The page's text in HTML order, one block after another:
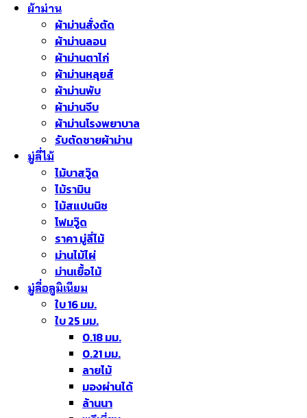
ผ้าม่าน
ผ้าม่านสั่งตัด
ผ้าม่านลอน
ผ้าม่านตาไก่
ผ้าม่านหลุยส์
ผ้าม่านพับ
ผ้าม่านจีบ
ผ้าม่านโรงพยาบาล
รับตัดชายผ้าม่าน
มู่ลี่ไม้
ไม้บาสวู๊ด
ไม้รามิน
ไม้สแปนนิช
โฟมวู๊ด
ราคา มู่ลี่ไม้
ม่านไม้ไผ่
ม่านเยื้อไม้
มู่ลี่อลูมิเนียม
ใบ 16 มม.
ใบ 25 มม.
0.18 มม.
0.21 มม.
ลายไม้
มองผ่านได้
ล้านนา